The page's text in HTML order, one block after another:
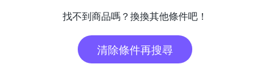
找不到商品嗎？換換其他條件吧！
清除條件再搜尋